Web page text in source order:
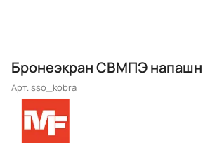
Бронеэкран СВМПЭ
Арт.sso_kobra